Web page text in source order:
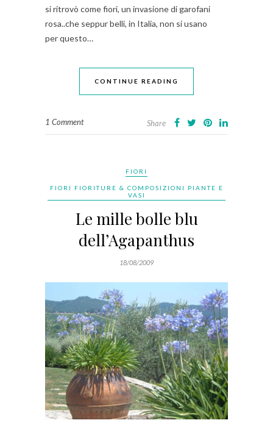
si ritrovò come fiori, un invasione di garofani
rosa..che seppur belli, in Italia, non si usano
per questo…
CONTINUE READING
1 Comment Share
FIORI
FIORI FIORITURE & COMPOSIZIONI PIANTE E
VASI
Le mille bolle blu
dell’Agapanthus
18/08/2009